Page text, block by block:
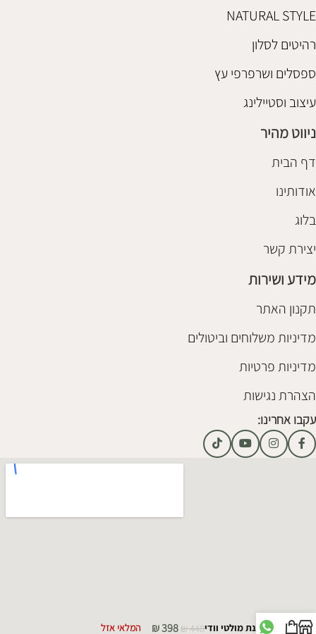
NATURAL STYLE
רהיטים לסלון
ספסלים ושרפרפי עץ
עיצוב וסטיילינג
ניווט מהיר
דף הבית
אודותינו
בלוג
יצירת קשר
מידע ושירות
תקנון האתר
מדיניות משלוחים וביטולים
מדיניות פרטיות
הצהרת נגישות
עקבו אחרינו:
צנצנת מולטי וודי ₪448
₪398 המלאי אזל